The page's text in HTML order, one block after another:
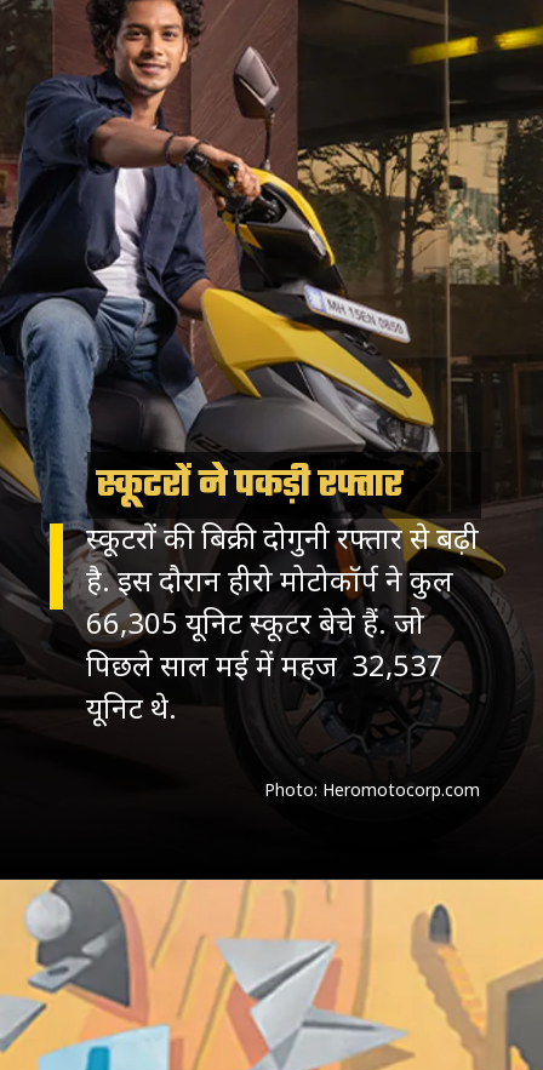
स्कूटरों ने पकड़ी रफ्तार
स्कूटरों की बिक्री दोगुनी रफ्तार से बढ़ी
है. इस दौरान हीरो मोटोकॉर्प ने कुल
66,305 यूनिट स्कूटर बेचे हैं. जो
पिछले साल मई में महज 32,537
Photo: Heromotocorp.com